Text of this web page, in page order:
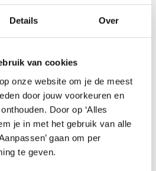
Details Over
van cookies
onze website om je de meest
door jouw voorkeuren en
Door op ‘Alles
je in met het gebruik van alle
gaan om per
te geven.
om te leren
is niet per se nodig om al
noten te hebben. Je leert dit
zijn toegankelijk voor
dit verschilt per muziekles. Bij